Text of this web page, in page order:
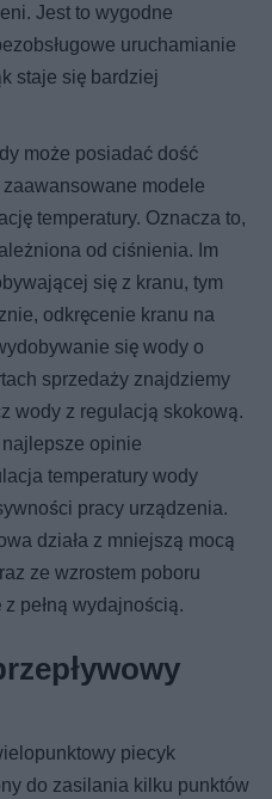
Jest to wygodne
uruchamianie
staje się bardziej
może posiadać dość
modele
temperatury. Oznacza to,
od ciśnienia. Im
się z kranu, tym
odkręcenie kranu na
się wody o
sprzedaży znajdziemy
wody z regulacją skokową.
opinie
temperatury wody
pracy urządzenia.
działa z mniejszą mocą
ze wzrostem poboru
pełną wydajnością.
piecyk
do zasilania kilku punktów